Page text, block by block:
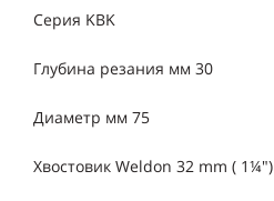
Серия KBK
Глубина резания мм 30
Диаметр мм 75
Хвостовик Weldon 32 mm ( 1¼")